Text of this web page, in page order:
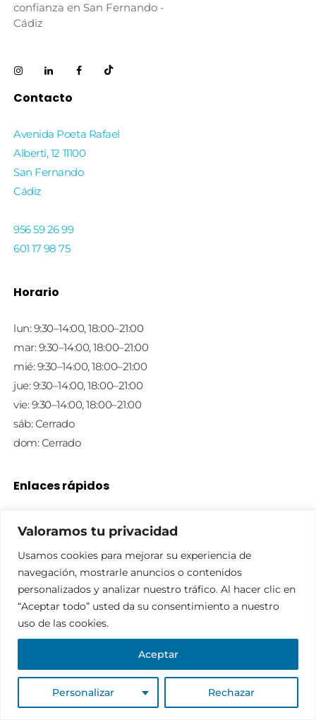
Valoramos tu privacidad
Usamos cookies para mejorar su experiencia de
navegación, mostrarle anuncios o contenidos
personalizados y analizar nuestro tráfico. Al hacer clic en
“Aceptar todo” usted da su consentimiento a nuestro
uso de las cookies.
Personalizar Rechazar
Aceptar
confianza en San Fernando -
Cádiz
Contacto
Avenida Poeta Rafael
Alberti, 12 11100
San Fernando
Cádiz
956 59 26 99
601 17 98 75
Horario
lun: 9:30–14:00, 18:00–21:00
mar: 9:30–14:00, 18:00–21:00
mié: 9:30–14:00, 18:00–21:00
jue: 9:30–14:00, 18:00–21:00
vie: 9:30–14:00, 18:00–21:00
sáb: Cerrado
dom: Cerrado
Enlaces rápidos
Política de privacidad
Política de cookies
Aviso legal
Tienda
Contacto
© 2026 Centro Alcántara. Tu centro óptico y auditivo de
confianza en San Fernando - Cádiz